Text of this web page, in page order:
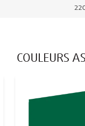
COULEURS